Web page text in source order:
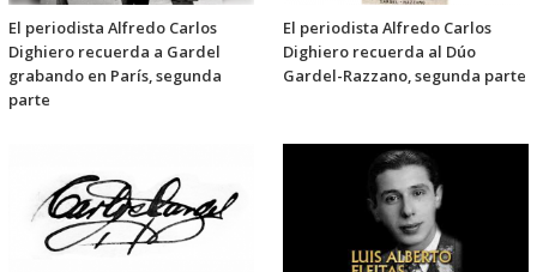
El periodista Alfredo Carlos
Dighiero recuerda a Gardel
grabando en París, segunda
parte
El periodista Alfredo Carlos
Dighiero recuerda al Dúo
Gardel-Razzano, segunda parte